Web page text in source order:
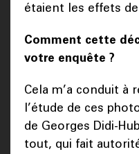
étaient les effets
Comment cette
votre enquête ?
Cela m’a conduit à
l’étude de ces
de Georges Didi-
tout, qui fait